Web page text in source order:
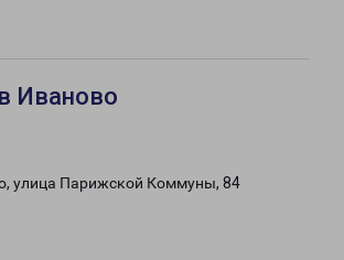
Иваново
улица Парижской Коммуны, 84